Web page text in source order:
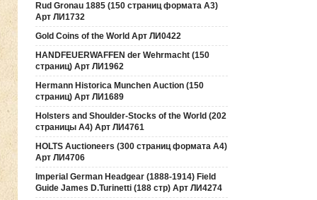
Rud Gronau 1885 (150 страниц формата А3)
Арт ЛИ1732
Gold Coins of the World Арт ЛИ0422
HANDFEUERWAFFEN der Wehrmacht (150
страниц) Арт ЛИ1962
Hermann Historica Munchen Auction (150
страниц) Арт ЛИ1689
Holsters and Shoulder-Stocks of the World (202
страницы А4) Арт ЛИ4761
HOLTS Auctioneers (300 страниц формата А4)
Арт ЛИ4706
Imperial German Headgear (1888-1914) Field
Guide James D.Turinetti (188 cтр) Арт ЛИ4274